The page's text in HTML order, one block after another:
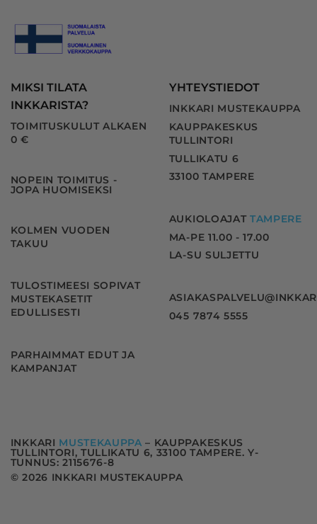
MIKSI TILATA
INKKARISTA?
TOIMITUSKULUT ALKAEN
0 €
NOPEIN TOIMITUS -
JOPA HUOMISEKSI
KOLMEN VUODEN
TAKUU
TULOSTIMEESI SOPIVAT
MUSTEKASETIT
EDULLISESTI
PARHAIMMAT EDUT JA
KAMPANJAT
YHTEYSTIEDOT
INKKARI MUSTEKAUPPA
KAUPPAKESKUS
TULLINTORI
TULLIKATU 6
33100 TAMPERE
AUKIOLOAJAT TAMPERE
MA-PE 11.00 - 17.00
LA-SU SULJETTU
045 7874 5555
INKKARI MUSTEKAUPPA – KAUPPAKESKUS
TULLINTORI, TULLIKATU 6, 33100 TAMPERE. Y-
TUNNUS: 2115676-8
© 2026 INKKARI MUSTEKAUPPA